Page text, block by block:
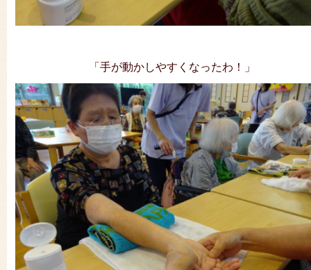
「手が動かしやすくなったわ！」